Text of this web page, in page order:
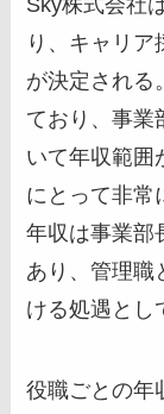
り、キャリ
が決定される
ており、事業
いて年収範囲
にとって非常
年収は事業部
あり、管理職
ける処遇とし
役職ごとの年